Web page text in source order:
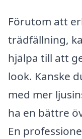
Förutom att
trädfällning,
hjälpa till att
look. Kanske
med mer
ha en bättre
En